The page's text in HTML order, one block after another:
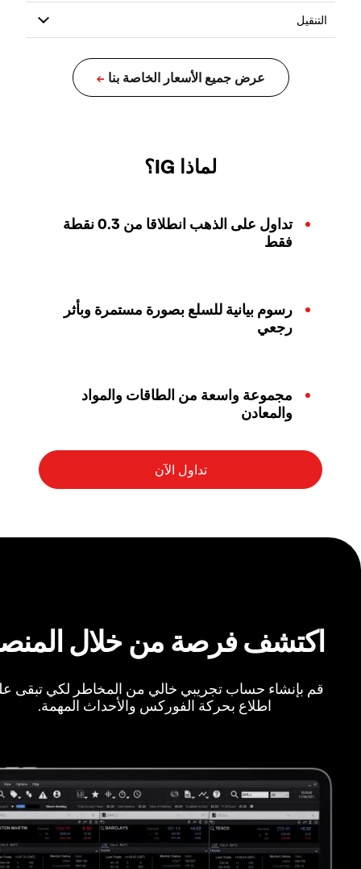
لماذا IG؟
تداول على الذهب انطلاقا من 0.3 نقطة
فقط
رسوم بيانية للسلع بصورة مستمرة وبأثر
رجعي
مجموعة واسعة من الطاقات والمواد
والمعادن
اكتشف فرصة من خلال
قم بإنشاء حساب تجريبي خالي من المخاطر لكي تبقى
اطلاع بحركة الفوركس والأحداث المهمة.